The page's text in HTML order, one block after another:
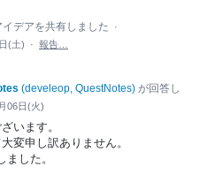
デアを共有しました
·
(土)
· 報告…
(develeop, QuestNotes)が回答し
06日(火)
います。
変申し訳ありません。
した。